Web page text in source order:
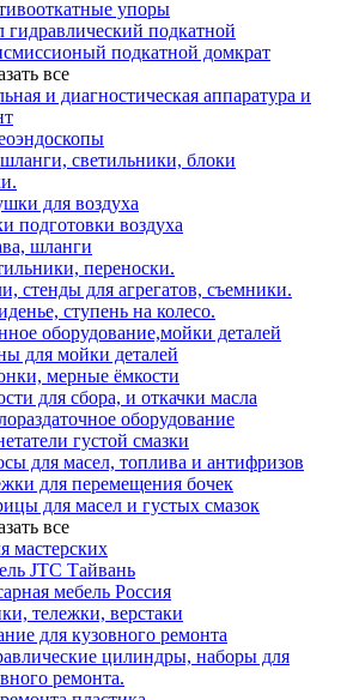
упоры
гидравлический подкатной
подкатной домкрат
все
и диагностическая аппаратура и
светильники, блоки
для воздуха
подготовки воздуха
шланги
переноски.
стенды для агрегатов, съемники.
ступень на колесо.
оборудование,мойки деталей
для мойки деталей
мерные ёмкости
для сбора, и откачки масла
оборудование
густой смазки
для масел, топлива и антифризов
для перемещения бочек
для масел и густых смазок
все
мастерских
JTC Тайвань
мебель Россия
тележки, верстаки
для кузовного ремонта
цилиндры, наборы для
ремонта.